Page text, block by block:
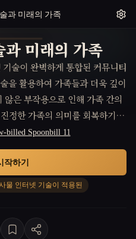
과 미래의 가족
과 미래의 가족
술이 완벽하게 통합된 커뮤니티
을 활용하여 가족들과 더욱 깊이
은 부작용으로 인해 가족 간의
정한 가족의 의미를 회복하기 위
조화를 이루어야 한다.
billed Spoonbill 11
물 인터넷 기술이 적용된
작하기